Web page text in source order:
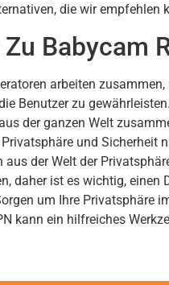
die wir empfehlen
Babycam
arbeiten
Benutzer zu
der ganzen Welt
und
der Welt der
daher ist es wichtig, einen
um Ihre Privatsphäre
kann ein hilfreiches